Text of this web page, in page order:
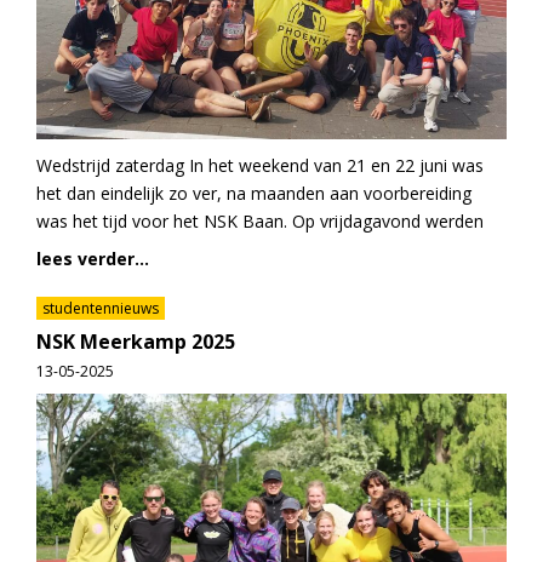
Wedstrijd zaterdag In het weekend van 21 en 22 juni was
het dan eindelijk zo ver, na maanden aan voorbereiding
was het tijd voor het NSK Baan. Op vrijdagavond werden
lees verder...
studentennieuws
NSK Meerkamp 2025
13-05-2025